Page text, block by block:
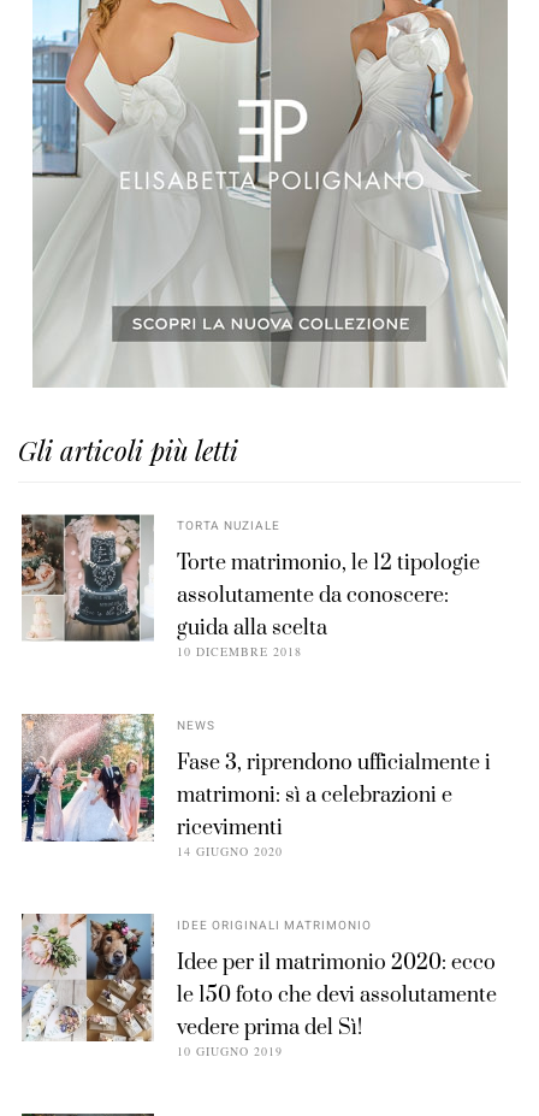
Gli articoli più letti
TORTA NUZIALE
Torte matrimonio, le 12 tipologie
assolutamente da conoscere:
guida alla scelta
10 DICEMBRE 2018
NEWS
Fase 3, riprendono ufficialmente i
matrimoni: sì a celebrazioni e
ricevimenti
14 GIUGNO 2020
IDEE ORIGINALI MATRIMONIO
Idee per il matrimonio 2020: ecco
le 150 foto che devi assolutamente
vedere prima del Sì!
10 GIUGNO 2019